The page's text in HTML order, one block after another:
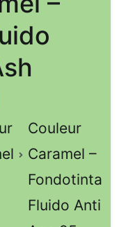
Couleur
Caramel –
Fondotinta
Fluido Anti